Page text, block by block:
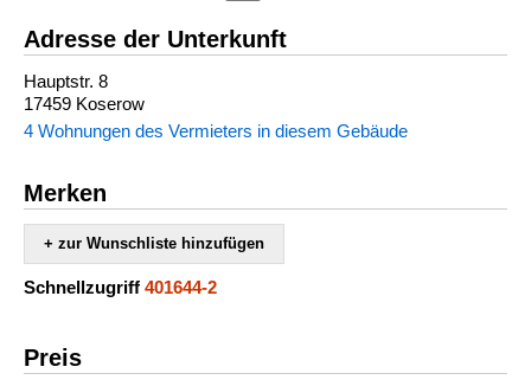
Adresse der Unterkunft
Hauptstr. 8
17459 Koserow
4 Wohnungen des Vermieters in diesem Gebäude
Merken
+ zur Wunschliste hinzufügen
Schnellzugriff 401644-2
Preis